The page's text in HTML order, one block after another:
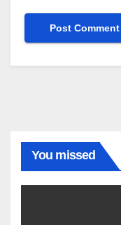
You missed